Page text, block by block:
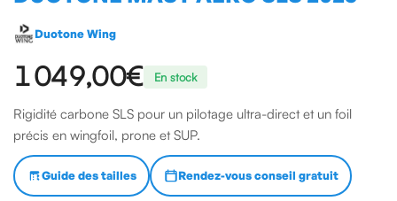
Duotone Wing
1 049,00€ En stock
Rigidité carbone SLS pour un pilotage ultra-direct et un foil
précis en wingfoil, prone et SUP.
Guide des tailles Rendez-vous conseil gratuit